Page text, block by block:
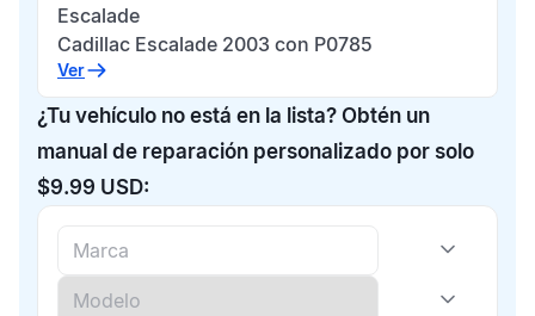
Escalade
Cadillac Escalade 2003 con P0785
Ver
¿Tu vehículo no está en la lista? Obtén un
manual de reparación personalizado por solo
$9.99 USD: